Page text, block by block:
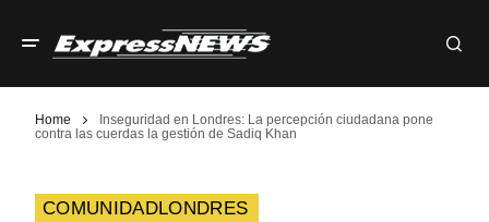
Home
Inseguridad en Londres: La percepción ciudadana pone
contra las cuerdas la gestión de Sadiq Khan
COMUNIDADLONDRES